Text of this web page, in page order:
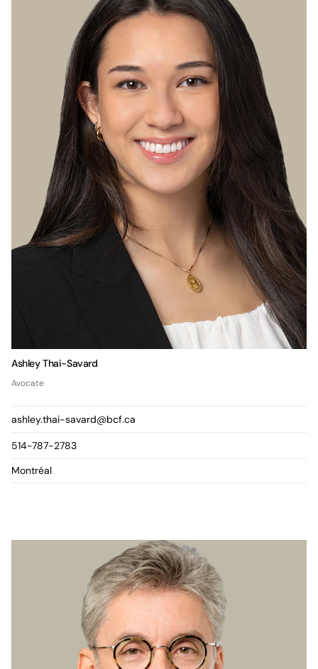
Ashley Thai-Savard
Avocate
ashley.thai-savard@bcf.ca
514-787-2783
Montréal